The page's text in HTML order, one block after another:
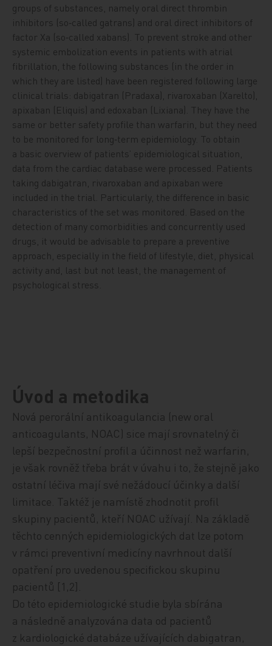
groups of substances, namely oral direct thrombin
inhibitors (so‑called gatrans) and oral direct inhibitors of
factor Xa (so‑called xabans). To prevent stroke and other
systemic embolization events in patients with atrial
fibrillation, the following substances (in the order in
which they are listed) have been registered following large
clinical trials: dabigatran (Pradaxa), rivaroxaban (Xarelto),
apixaban (Eliquis) and edoxaban (Lixiana). They have the
same or better safety profile than warfarin, but they need
to be monitored for long‑term epidemiology. To obtain
a basic overview of patients’ epidemiological situation,
data from the cardiac database were processed. Patients
taking dabigatran, rivaroxaban and apixaban were
included in the trial. Particularly, the difference in basic
characteristics of the set was monitored. Based on the
detection of many comorbidities and concurrently used
drugs, it would be advisable to prepare a preventive
approach, especially in the field of lifestyle, diet, physical
activity and, last but not least, the management of
psychological stress.
Úvod a metodika
Nová perorální antikoagulancia (new oral
anticoagulants, NOAC) sice mají srovnatelný či
lepší bezpečnostní profil a účinnost než warfarin,
je však rovněž třeba brát v úvahu i to, že stejně jako
ostatní léčiva mají své nežádoucí účinky a další
limitace. Taktéž je namístě zhodnotit profil
skupiny pacientů, kteří NOAC užívají. Na základě
těchto cenných epidemiologických dat lze potom
v rámci preventivní medicíny navrhnout další
opatření pro uvedenou specifickou skupinu
pacientů [1,2].
Do této epidemiologické studie byla sbírána
a následně analyzována data od pacientů
z kardiologické databáze užívajících dabigatran,